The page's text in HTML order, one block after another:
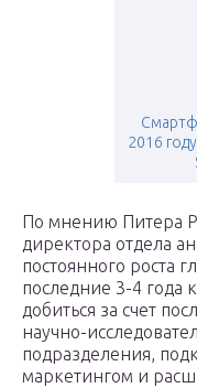
2016
По мнению Питера
директора отдела
постоянного роста
последние 3-4 года
добиться за счет
научно-
подразделения,
маркетингом и